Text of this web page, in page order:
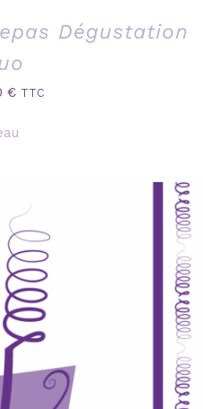
Dégustation
€ TTC